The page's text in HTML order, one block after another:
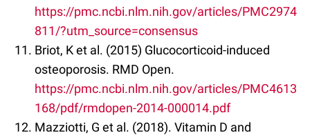
https://pmc.ncbi.nlm.nih.gov/articles/PMC2974
811/?utm_source=consensus
Briot, K et al. (2015) Glucocorticoid-induced
osteoporosis. RMD Open.
https://pmc.ncbi.nlm.nih.gov/articles/PMC4613
168/pdf/rmdopen-2014-000014.pdf
Mazziotti, G et al. (2018). Vitamin D and